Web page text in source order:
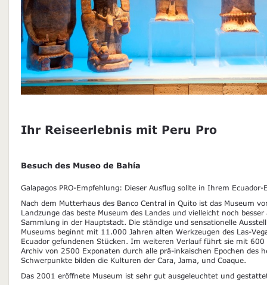
Ihr Reiseerlebnis mit Peru Pro
Besuch des Museo de Bahía
Galapagos PRO-Empfehlung: Dieser Ausflug sollte in Ihrem
Nach dem Mutterhaus des Banco Central in Quito ist das Museum
Landzunge das beste Museum des Landes und vielleicht noch
Sammlung in der Hauptstadt. Die ständige und sensationelle
Museums beginnt mit 11.000 Jahren alten Werkzeugen des Las-
Ecuador gefundenen Stücken. Im weiteren Verlauf führt sie mit
Archiv von 2500 Exponaten durch alle prä-inkaischen Epochen des
Schwerpunkte bilden die Kulturen der Cara, Jama, und Coaque.
Das 2001 eröffnete Museum ist sehr gut ausgeleuchtet und